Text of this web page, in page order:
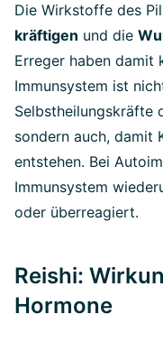
Die Wirkstoffe des
kräftigen und die
Erreger haben damit
Immunsystem ist
Selbstheilungskräfte
sondern auch, damit
entstehen. Bei
Immunsystem
oder überreagiert.
Reishi:
Hormone